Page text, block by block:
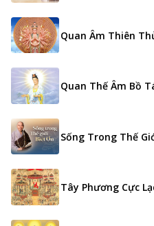
Quan Âm Thiên
Quan Thế Âm Bồ
Sống Trong Thế
Tây Phương Cực